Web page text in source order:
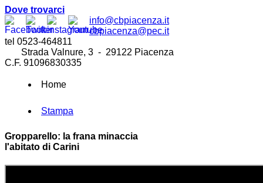
Dove trovarci
info@cbpiacenza.it
cbpiacenza@pec.it
tel 0523-464811
Strada Valnure, 3 - 29122 Piacenza
C.F. 91096830335
Home
Stampa
Gropparello: la frana minaccia
l'abitato di Carini